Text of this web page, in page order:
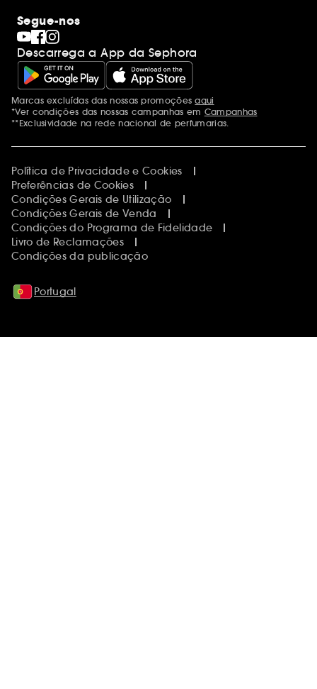
Segue-nos
Descarrega a App da Sephora
Menções adicionais
Marcas excluídas das nossas promoçõesaqui
*Ver condições das nossas campanhas em Campanhas
**Exclusividade na rede nacional de perfumarias.
Política de Privacidade e Cookies
Preferências de Cookies
Condições Gerais de Utilização
Condições Gerais de Venda
Condições do Programa de Fidelidade
Livro de Reclamações
Condições da publicação
Portugal